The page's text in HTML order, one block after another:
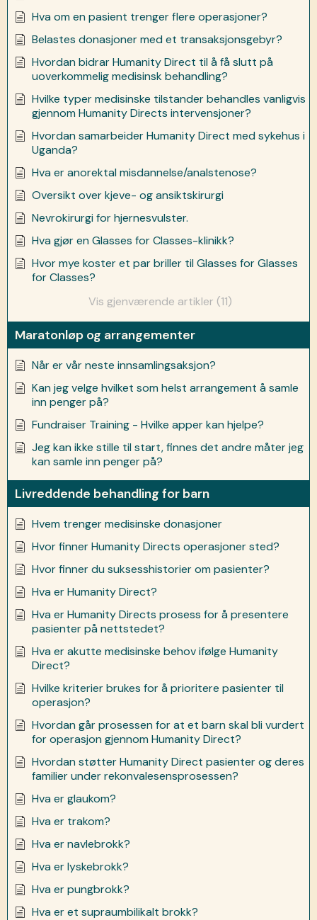
Hva om en pasient trenger flere operasjoner?
Belastes donasjoner med et transaksjonsgebyr?
Hvordan bidrar Humanity Direct til å få slutt på
uoverkommelig medisinsk behandling?
Hvilke typer medisinske tilstander behandles vanligvis
gjennom Humanity Directs intervensjoner?
Hvordan samarbeider Humanity Direct med sykehus i
Uganda?
Hva er anorektal misdannelse/analstenose?
Oversikt over kjeve- og ansiktskirurgi
Nevrokirurgi for hjernesvulster.
Hva gjør en Glasses for Classes-klinikk?
Hvor mye koster et par briller til Glasses for Glasses
for Classes?
Vis gjenværende artikler (11)
Maratonløp og arrangementer
Når er vår neste innsamlingsaksjon?
Kan jeg velge hvilket som helst arrangement å samle
inn penger på?
Fundraiser Training - Hvilke apper kan hjelpe?
Jeg kan ikke stille til start, finnes det andre måter jeg
kan samle inn penger på?
Livreddende behandling for barn
Hvem trenger medisinske donasjoner
Hvor finner Humanity Directs operasjoner sted?
Hvor finner du suksesshistorier om pasienter?
Hva er Humanity Direct?
Hva er Humanity Directs prosess for å presentere
pasienter på nettstedet?
Hva er akutte medisinske behov ifølge Humanity
Direct?
Hvilke kriterier brukes for å prioritere pasienter til
operasjon?
Hvordan går prosessen for at et barn skal bli vurdert
for operasjon gjennom Humanity Direct?
Hvordan støtter Humanity Direct pasienter og deres
familier under rekonvalesensprosessen?
Hva er glaukom?
Hva er trakom?
Hva er navlebrokk?
Hva er lyskebrokk?
Hva er pungbrokk?
Hva er et supraumbilikalt brokk?